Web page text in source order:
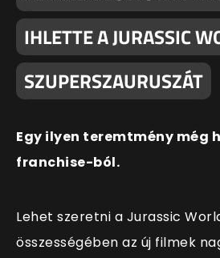
IHLETTE A JURASSIC
SZUPERSZAURUSZÁT
Egy ilyen teremtmény még
franchise-ból.
Lehet szeretni a Jurassic
összességében az új filmek